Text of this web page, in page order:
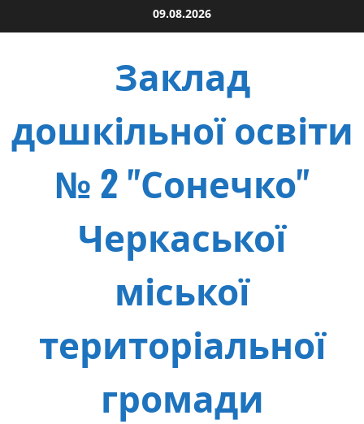
to
09.08.2026
Заклад
дошкільної освіти
№ 2 "Сонечко"
Черкаської
міської
територіальної
громади